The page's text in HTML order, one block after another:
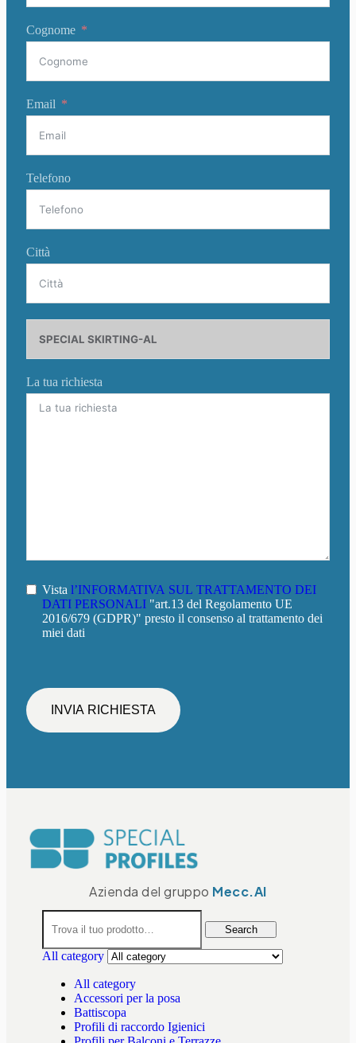
Cognome
Email
Telefono
Città
La tua richiesta
Vista l’INFORMATIVA SUL TRATTAMENTO DEI
DATI PERSONALI "art.13 del Regolamento UE
2016/679 (GDPR)" presto il consenso al trattamento dei
miei dati
INVIA RICHIESTA
Azienda del gruppo Mecc.Al
Search
All category
All category
Accessori per la posa
Battiscopa
Profili di raccordo Igienici